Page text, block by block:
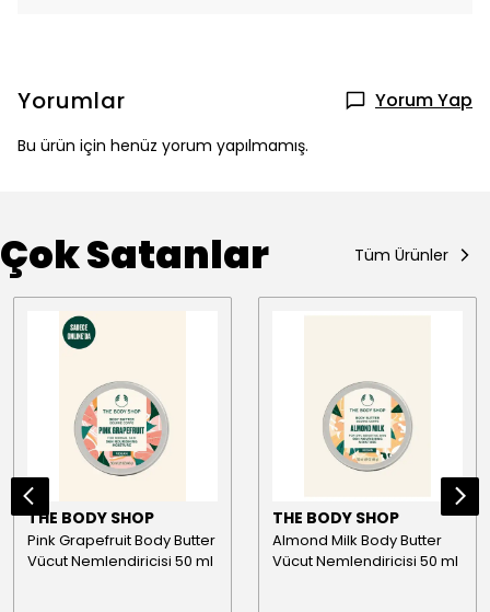
Yorumlar Yorum Yap
Bu ürün için henüz yorum yapılmamış.
Çok Satanlar Tüm Ürünler
THE BODY SHOP
Pink Grapefruit Body Butter
Vücut Nemlendiricisi 50 ml
THE BODY SHOP
Almond Milk Body Butter
Vücut Nemlendiricisi 50 ml